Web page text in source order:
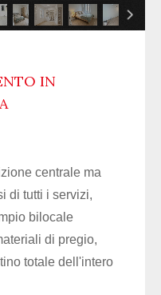
IN
centrale ma
di tutti i servizi,
bilocale
di pregio,
totale dell'intero